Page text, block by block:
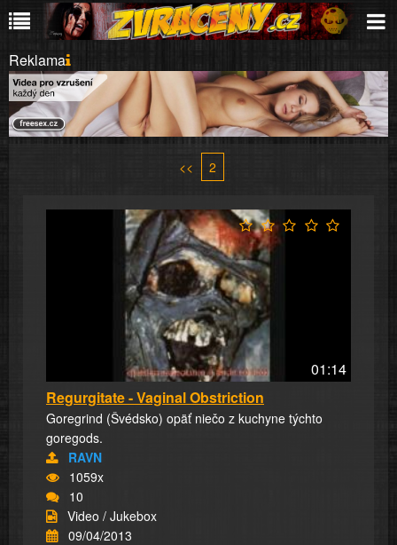
Reklama
<< 2
01:14
Regurgitate - Vaginal Obstriction
Goregrind (Švédsko) opäť niečo z kuchyne týchto
goregods.
RAVN
1059x
10
Video / Jukebox
09/04/2013